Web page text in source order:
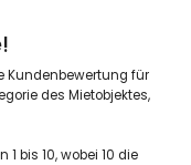
Kundenbewertung für
des Mietobjektes,
bis 10, wobei 10 die